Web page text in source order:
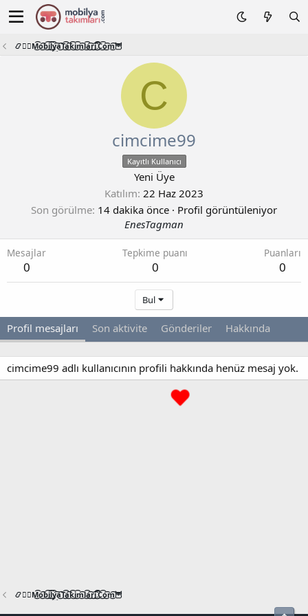
📿🧙‍♂️M͜͡o͜͡b͜͡i͜͡l͜͡y͜͡a͜͡T͜͡a͜͡k͜͡i͜͡m͜͡l͜͡a͜͡r͜͡i͜͡.͜͡C͜͡o͜͡m͜͡🦉
C
cimcime99
Kayıtlı Kullanıcı
Yeni Üye
Katılım 22 Haz 2023
Son görülme 14 dakika önce · Profil görüntüleniyor
EnesTagman
Mesajlar
0
Tepkime puanı
0
Puanları
0
Bul
Profil mesajları Son aktivite Gönderiler Hakkında
cimcime99 adlı kullanıcının profili hakkında henüz mesaj yok.
📿🧙‍♂️M͜͡o͜͡b͜͡i͜͡l͜͡y͜͡a͜͡T͜͡a͜͡k͜͡i͜͡m͜͡l͜͡a͜͡r͜͡i͜͡.͜͡C͜͡o͜͡m͜͡🦉